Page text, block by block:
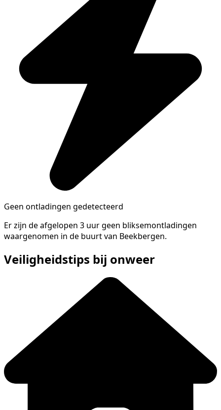
Geen ontladingen gedetecteerd
Er zijn de afgelopen 3 uur geen bliksemontladingen
waargenomen in de buurt van Beekbergen.
Veiligheidstips bij onweer